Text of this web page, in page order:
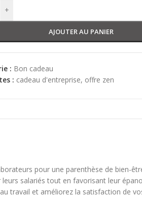
+
AJOUTER AU PANIER
: Bon cadeau
: cadeau d'entreprise, offre zen
pour une parenthèse de bien-
salariés tout en favorisant leur
travail et améliorez la satisfaction de